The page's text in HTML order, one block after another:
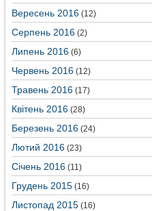
Вересень 2016 (12)
Серпень 2016 (2)
Липень 2016 (6)
Червень 2016 (12)
Травень 2016 (17)
Квітень 2016 (28)
Березень 2016 (24)
Лютий 2016 (23)
Січень 2016 (11)
Грудень 2015 (16)
Листопад 2015 (16)